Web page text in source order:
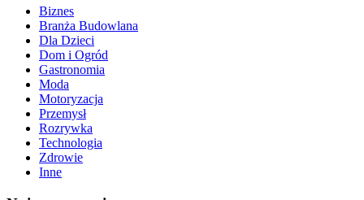
Biznes
Branża Budowlana
Dla Dzieci
Dom i Ogród
Gastronomia
Moda
Motoryzacja
Przemysł
Rozrywka
Technologia
Zdrowie
Inne